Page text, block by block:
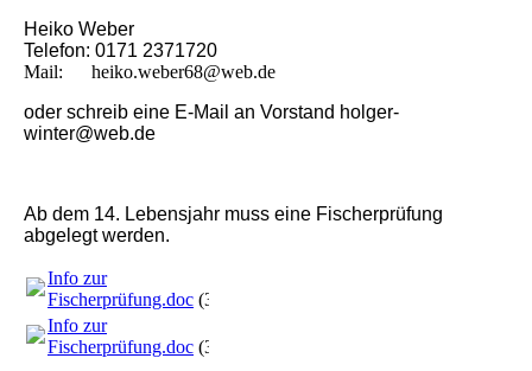
Heiko Weber
Telefon: 0171 2371720
Mail: heiko.weber68@web.de
oder schreib eine E-Mail an Vorstand holger-
winter@web.de
Ab dem 14. Lebensjahr muss eine Fischerprüfung
abgelegt werden.
Info zur
Fischerprüfung.doc (31.5KB)
Info zur
Fischerprüfung.doc (31.5KB)